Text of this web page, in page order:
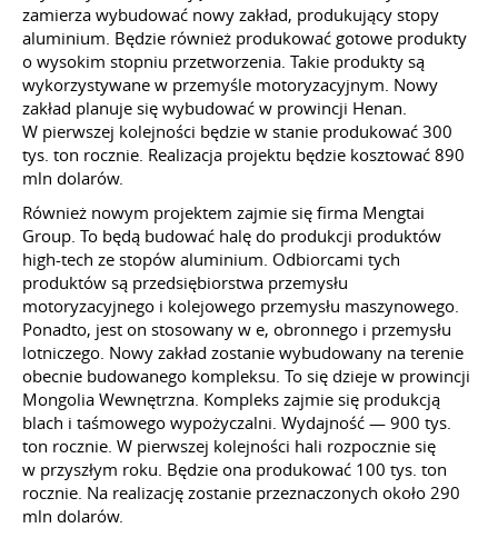
zamierza wybudować nowy zakład, produkujący stopy
aluminium. Będzie również produkować gotowe produkty
o wysokim stopniu przetworzenia. Takie produkty są
wykorzystywane w przemyśle motoryzacyjnym. Nowy
zakład planuje się wybudować w prowincji Henan.
W pierwszej kolejności będzie w stanie produkować 300
tys. ton rocznie. Realizacja projektu będzie kosztować 890
mln dolarów.
Również nowym projektem zajmie się firma Mengtai
Group. To będą budować halę do produkcji produktów
high-tech ze stopów aluminium. Odbiorcami tych
produktów są przedsiębiorstwa przemysłu
motoryzacyjnego i kolejowego przemysłu maszynowego.
Ponadto, jest on stosowany w e, obronnego i przemysłu
lotniczego. Nowy zakład zostanie wybudowany na terenie
obecnie budowanego kompleksu. To się dzieje w prowincji
Mongolia Wewnętrzna. Kompleks zajmie się produkcją
blach i taśmowego wypożyczalni. Wydajność — 900 tys.
ton rocznie. W pierwszej kolejności hali rozpocznie się
w przyszłym roku. Będzie ona produkować 100 tys. ton
rocznie. Na realizację zostanie przeznaczonych około 290
mln dolarów.